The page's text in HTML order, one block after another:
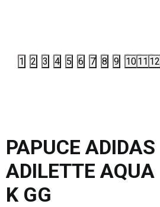
1 2 3 4 5 6 7 8 9 1011 12
PAPUCE ADIDAS
ADILETTE AQUA
K GG